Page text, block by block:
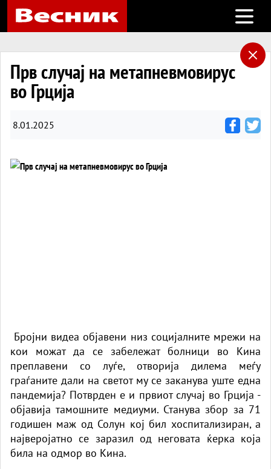
Open
Прв случај на метапневмовирус
во Грција
8.01.2025
Бројни видеа објавени низ социјалните мрежи на
кои можат да се забележат болници во Кина
преплавени со луѓе, отворија дилема меѓу
граѓаните дали на светот му се заканува уште една
пандемија? Потврден е и првиот случај во Грција -
објавија тамошните медиуми. Станува збор за 71
годишен маж од Солун кој бил хоспитализиран, а
најверојатно се заразил од неговата ќерка која
била на одмор во Кина.